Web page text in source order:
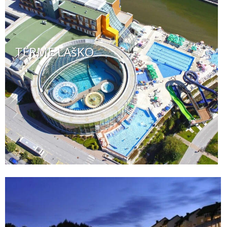
TERME LAšKO